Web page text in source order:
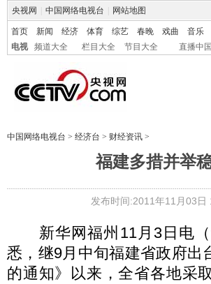
央视网 中国网络电视台 网站地图
首页 新闻 经济 体育 综艺 春晚 戏曲 音乐
电视
频道大全 栏目大全 节目大全 直播中国
中国网络电视台 > 经济台 > 财经资讯 >
福建多措并举
发布时间:2011年11月03日
新华网福州11月3日电（
悉，继9月中旬福建省政府出
的通知》以来，全省各地采